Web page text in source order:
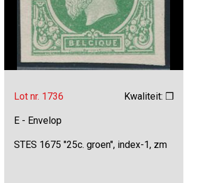
Lot nr. 1736 Kwaliteit: ❒
E - Envelop
STES 1675 "25c. groen", index-1, zm